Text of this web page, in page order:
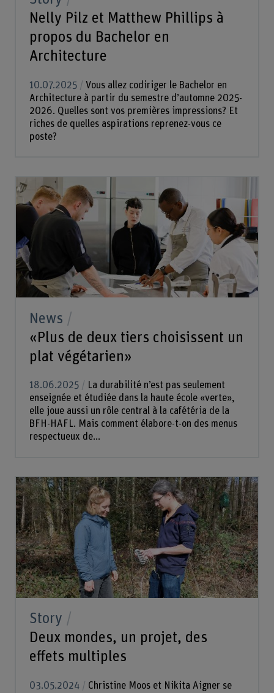
Nelly Pilz et Matthew Phillips à
propos du Bachelor en
Architecture
10.07.2025
Vous allez codiriger le Bachelor en
Architecture à partir du semestre d’automne 2025-
2026. Quelles sont vos premières impressions? Et
riches de quelles aspirations reprenez-vous ce
poste?
News
«Plus de deux tiers choisissent un
plat végétarien»
18.06.2025
La durabilité n’est pas seulement
enseignée et étudiée dans la haute école «verte»,
elle joue aussi un rôle central à la cafétéria de la
BFH-HAFL. Mais comment élabore-t-on des menus
respectueux de...
Story
Deux mondes, un projet, des
effets multiples
03.05.2024
Christine Moos et Nikita Aigner se